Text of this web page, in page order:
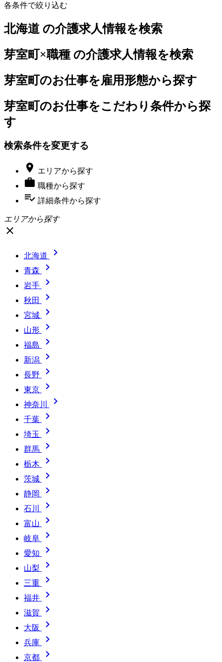
各条件で絞り込む
北海道 の介護求人情報を検索
芽室町×職種 の介護求人情報を検索
芽室町のお仕事を雇用形態から探す
芽室町のお仕事をこだわり条件から探
す
検索条件を変更する
 エリアから探す
 職種から探す
playlist_add_check 詳細条件から探す
エリアから探す
close
北海道 
青森 
岩手 
秋田 
宮城 
山形 
福島 
新潟 
長野 
東京 
神奈川 
千葉 
埼玉 
群馬 
栃木 
茨城 
静岡 
石川 
富山 
岐阜 
愛知 
山梨 
三重 
福井 
滋賀 
大阪 
兵庫 
京都 